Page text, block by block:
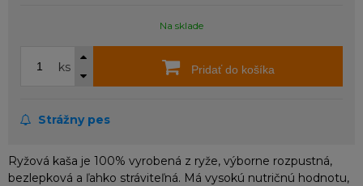
Na sklade
ks Pridať do košíka
Strážny pes
Ryžová kaša je 100% vyrobená z ryže, výborne rozpustná,
bezlepková a ľahko stráviteľná. Má vysokú nutričnú hodnotu,